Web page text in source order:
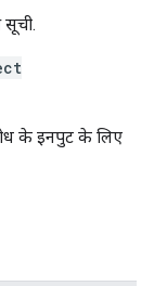
के इनपुट के लिए